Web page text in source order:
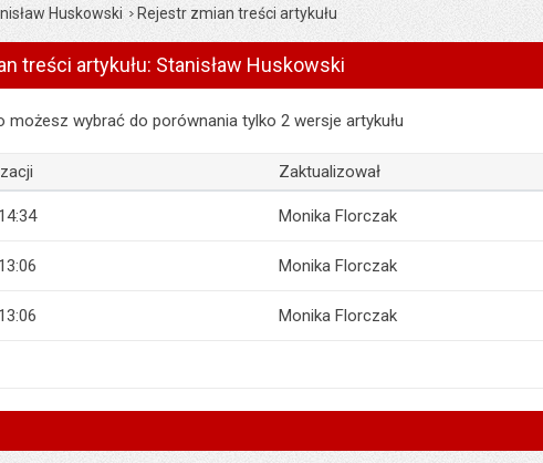
Huskowski Rejestr zmian treści artykułu
treści artykułu: Stanisław Huskowski
artykułu: Stanisław Huskowski
możesz wybrać do porównania tylko 2 wersje artykułu
Zaktualizował
Monika Florczak
Monika Florczak
Monika Florczak